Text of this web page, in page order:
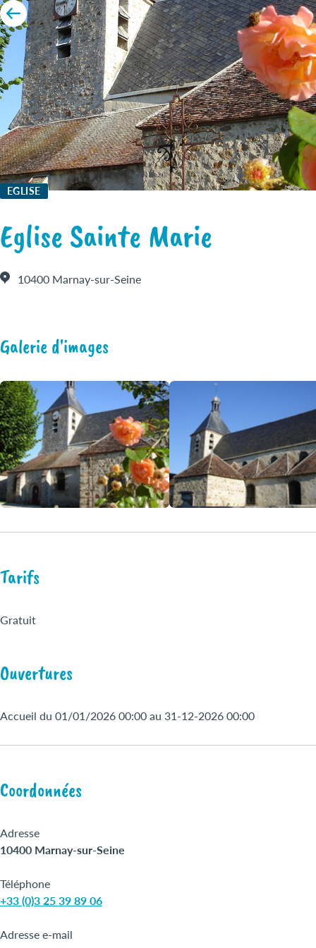
EGLISE
Eglise Sainte Marie
10400 Marnay-sur-Seine
Galerie d'images
Tarifs
Gratuit
Ouvertures
Accueil du 01/01/2026 00:00 au 31-12-2026 00:00
Coordonnées
Adresse
10400 Marnay-sur-Seine
Téléphone
+33 (0)3 25 39 89 06
Adresse e-mail